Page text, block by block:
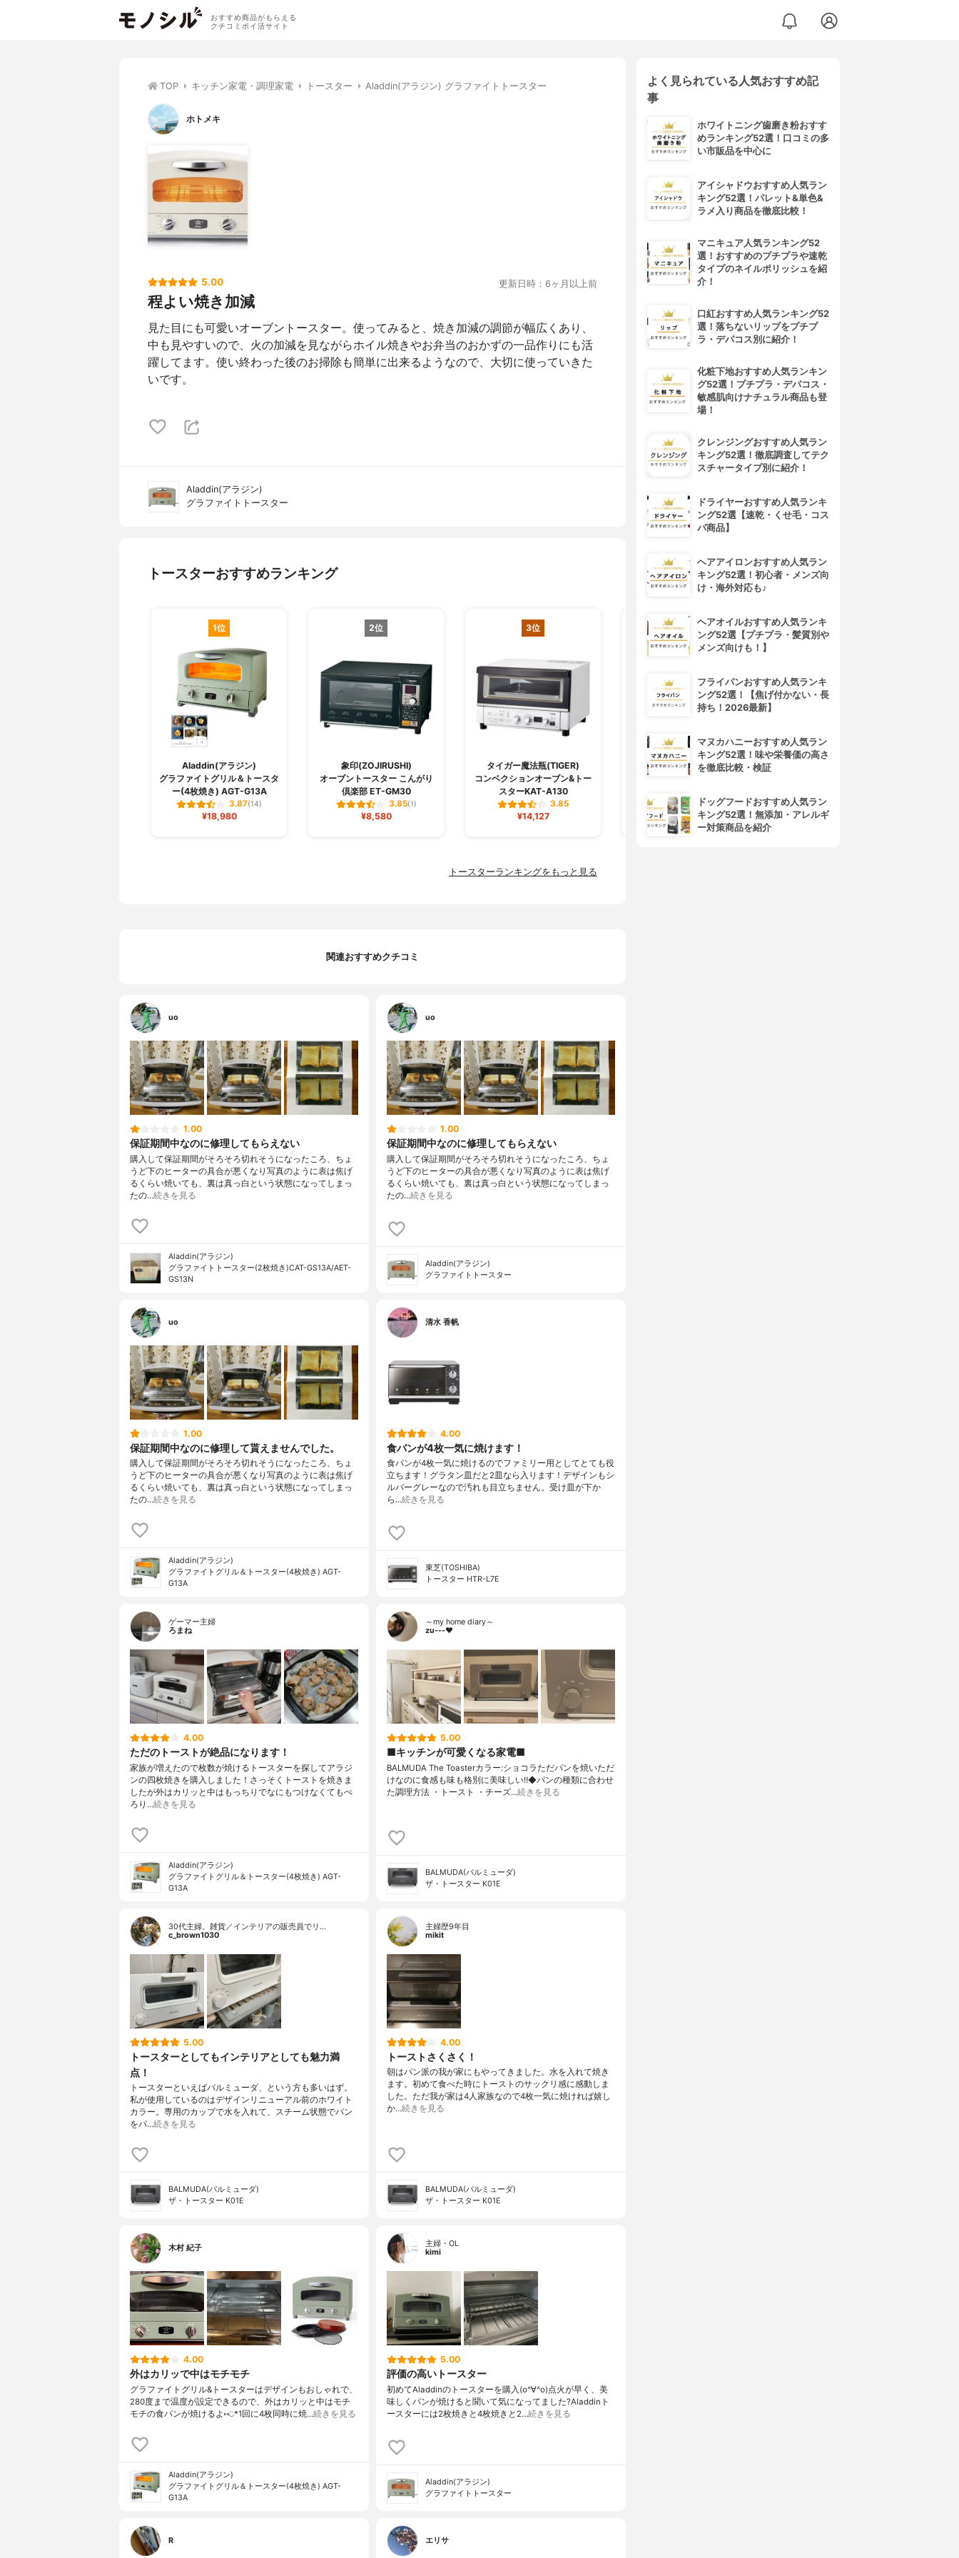
おすすめ商品がもらえる
クチコミポイ活サイト
TOP キッチン家電・調理家電 トースター Aladdin(アラジン) グラファイトトースター
ホトメキ
5.00 更新日時：6ヶ月以上前
程よい焼き加減
見た目にも可愛いオーブントースター。使ってみると、焼き加減の調節が幅広くあり、
中も見やすいので、火の加減を見ながらホイル焼きやお弁当のおかずの一品作りにも活
躍してます。使い終わった後のお掃除も簡単に出来るようなので、大切に使っていきた
いです。
Aladdin(アラジン)
グラファイトトースター
トースターおすすめランキング
1位
Aladdin(アラジン)
グラファイトグリル＆トースタ
ー(4枚焼き) AGT-G13A
3.87(14)
¥18,980
2位
象印(ZOJIRUSHI)
オーブントースター こんがり
倶楽部 ET-GM30
3.85(1)
¥8,580
3位
タイガー魔法瓶(TIGER)
コンベクションオーブン&トー
スターKAT-A130
3.85
¥14,127
4位
タイガー魔法瓶(TIGER)
オーブントースターKAE-
3.84(4)
¥4,478
トースターランキングをもっと見る
関連おすすめクチコミ
uo
1.00
保証期間中なのに修理してもらえない
購入して保証期間がそろそろ切れそうになったころ、ちょ
うど下のヒーターの具合が悪くなり写真のように表は焦げ
るくらい焼いても、裏は真っ白という状態になってしまっ
たの…続きを見る
Aladdin(アラジン)
グラファイトトースター(2枚焼き)CAT-GS13A/AET-
GS13N
uo
1.00
保証期間中なのに修理してもらえない
購入して保証期間がそろそろ切れそうになったころ、ちょ
うど下のヒーターの具合が悪くなり写真のように表は焦げ
るくらい焼いても、裏は真っ白という状態になってしまっ
たの…続きを見る
Aladdin(アラジン)
グラファイトトースター
uo
1.00
保証期間中なのに修理して貰えませんでした。
購入して保証期間がそろそろ切れそうになったころ、ちょ
うど下のヒーターの具合が悪くなり写真のように表は焦げ
るくらい焼いても、裏は真っ白という状態になってしまっ
たの…続きを見る
Aladdin(アラジン)
グラファイトグリル＆トースター(4枚焼き) AGT-
G13A
清水 香帆
4.00
食パンが4枚一気に焼けます！
食パンが4枚一気に焼けるのでファミリー用としてとても役
立ちます！グラタン皿だと2皿なら入ります！デザインもシ
ルバーグレーなので汚れも目立ちません。受け皿が下か
ら…続きを見る
東芝(TOSHIBA)
トースター HTR-L7E
ゲーマー主婦
ろまね
4.00
ただのトーストが絶品になります！
家族が増えたので枚数が焼けるトースターを探してアラジ
ンの四枚焼きを購入しました！さっそくトーストを焼きま
したが外はカリッと中はもっちりでなにもつけなくてもぺ
ろり…続きを見る
Aladdin(アラジン)
グラファイトグリル＆トースター(4枚焼き) AGT-
G13A
～my home diary～
zu---❤︎
5.00
■キッチンが可愛くなる家電■
BALMUDA The Toasterカラー:ショコラただパンを焼いただ
けなのに食感も味も格別に美味しい‼︎◆パンの種類に合わせ
た調理方法 ・トースト ・チーズ…続きを見る
BALMUDA(バルミューダ)
ザ・トースター K01E
30代主婦。雑貨／インテリアの販売員でリ…
c_brown1030
5.00
トースターとしてもインテリアとしても魅力満
点！
トースターといえばバルミューダ、という方も多いはず。
私が使用しているのはデザインリニューアル前のホワイト
カラー。専用のカップで水を入れて、スチーム状態でパン
をパ…続きを見る
BALMUDA(バルミューダ)
ザ・トースター K01E
主婦歴9年目
mikit
4.00
トーストさくさく！
朝はパン派の我が家にもやってきました。水を入れて焼き
ます。初めて食べた時にトーストのサックリ感に感動しま
した。ただ我が家は4人家族なので4枚一気に焼ければ嬉し
か…続きを見る
BALMUDA(バルミューダ)
ザ・トースター K01E
木村 紀子
4.00
外はカリッで中はモチモチ
グラファイトグリル&トースターはデザインもおしゃれで、
280度まで温度が設定できるので、外はカリッと中はモチ
モチの食パンが焼けるよ⑅︎◡̈︎*1回に4枚同時に焼…続きを見る
Aladdin(アラジン)
グラファイトグリル＆トースター(4枚焼き) AGT-
G13A
主婦・OL
kimi
5.00
評価の高いトースター
初めてAladdinのトースターを購入(o^∀^o)点火が早く、美
味しくパンが焼けると聞いて気になってました?Aladdinト
ースターには2枚焼きと4枚焼きと2…続きを見る
Aladdin(アラジン)
グラファイトトースター
R エリサ
よく見られている人気おすすめ記
事
ホワイトニング歯磨き粉おすす
めランキング52選！口コミの多
い市販品を中心に
アイシャドウおすすめ人気ラン
キング52選！パレット&単色&
ラメ入り商品を徹底比較！
マニキュア人気ランキング52
選！おすすめのプチプラや速乾
タイプのネイルポリッシュを紹
介！
口紅おすすめ人気ランキング52
選！落ちないリップをプチプ
ラ・デパコス別に紹介！
化粧下地おすすめ人気ランキン
グ52選！プチプラ・デパコス・
敏感肌向けナチュラル商品も登
場！
クレンジングおすすめ人気ラン
キング52選！徹底調査してテク
スチャータイプ別に紹介！
ドライヤーおすすめ人気ランキ
ング52選【速乾・くせ毛・コス
パ商品】
ヘアアイロンおすすめ人気ラン
キング52選！初心者・メンズ向
け・海外対応も♪
ヘアオイルおすすめ人気ランキ
ング52選【プチプラ・髪質別や
メンズ向けも！】
フライパンおすすめ人気ランキ
ング52選！【焦げ付かない・長
持ち！2026最新】
マヌカハニーおすすめ人気ラン
キング52選！味や栄養価の高さ
を徹底比較・検証
ドッグフードおすすめ人気ラン
キング52選！無添加・アレルギ
ー対策商品を紹介